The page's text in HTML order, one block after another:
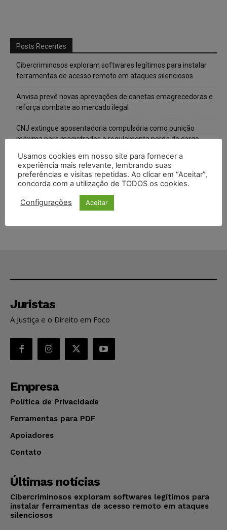
Posts Recentes
Cibercriminosos exploram softwares legítimos para instalar
ferramentas de acesso remoto em ataques silenciosos
Anvisa prevê novas aprovações de canetas emagrecedoras e
reforça combate ao mercado ilegal
CNJ extingue aposentadoria compulsória como punição
máxima para magistrados e regulamenta perda do cargo
Justiça de SP rejeita ação da família de Alexandre de Moraes
contra senador Alessandro Vieira
Gabriela Hardt por dois anos
Juristas
A Justiça e o Direito em Foco
Empresa
Política de Privacidade
Ferramentas para PDF
Apoiadores
Contato
Últimas notícias
Cibercriminosos exploram softwares legítimos para
instalar ferramentas de acesso remoto em ataques
silenciosos
Usamos cookies em nosso site para fornecer a
experiência mais relevante, lembrando suas
preferências e visitas repetidas. Ao clicar em “Aceitar”,
concorda com a utilização de TODOS os cookies.
Configurações Aceitar